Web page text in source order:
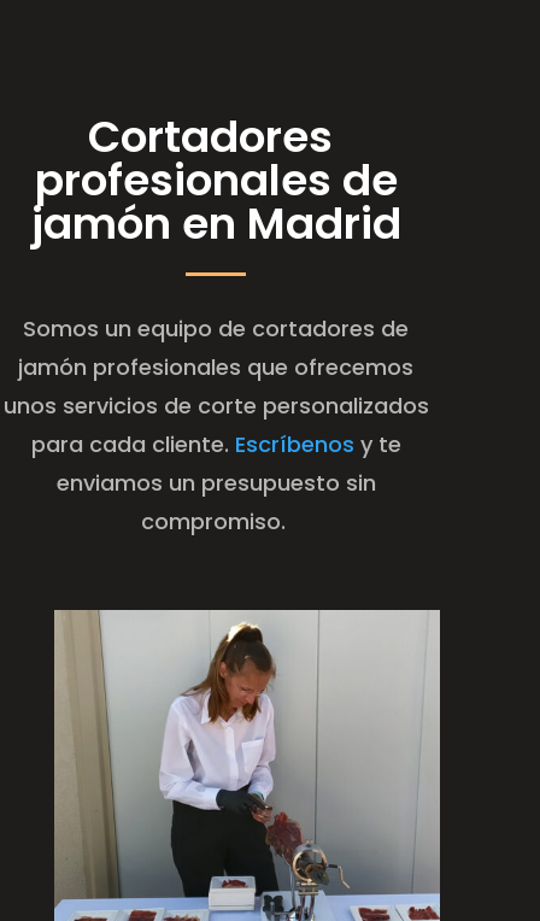
Cortadores
profesionales de
jamón en Madrid
Somos un equipo de cortadores de
jamón profesionales que ofrecemos
unos servicios de corte personalizados
para cada cliente. Escríbenos y te
enviamos un presupuesto sin
compromiso.